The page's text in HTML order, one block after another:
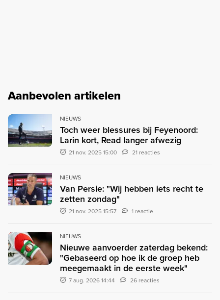
Aanbevolen artikelen
NIEUWS
Toch weer blessures bij Feyenoord:
Larin kort, Read langer afwezig
21 nov. 2025 15:00 21 reacties
NIEUWS
Van Persie: "Wij hebben iets recht te
zetten zondag"
21 nov. 2025 15:57 1 reactie
NIEUWS
Nieuwe aanvoerder zaterdag bekend:
"Gebaseerd op hoe ik de groep heb
meegemaakt in de eerste week"
7 aug. 2026 14:44 26 reacties